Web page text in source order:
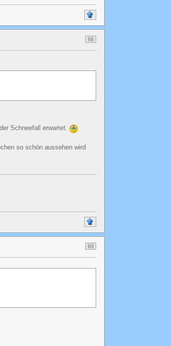
68
Schneefall erwartet.
so schön aussehen wird
69